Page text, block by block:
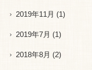
2019年11月 (1)
2019年7月 (1)
2018年8月 (2)